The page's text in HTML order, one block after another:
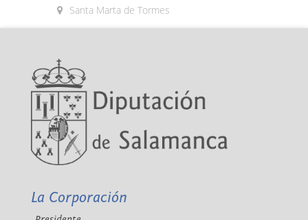
Santa Marta de Tormes
La Corporación